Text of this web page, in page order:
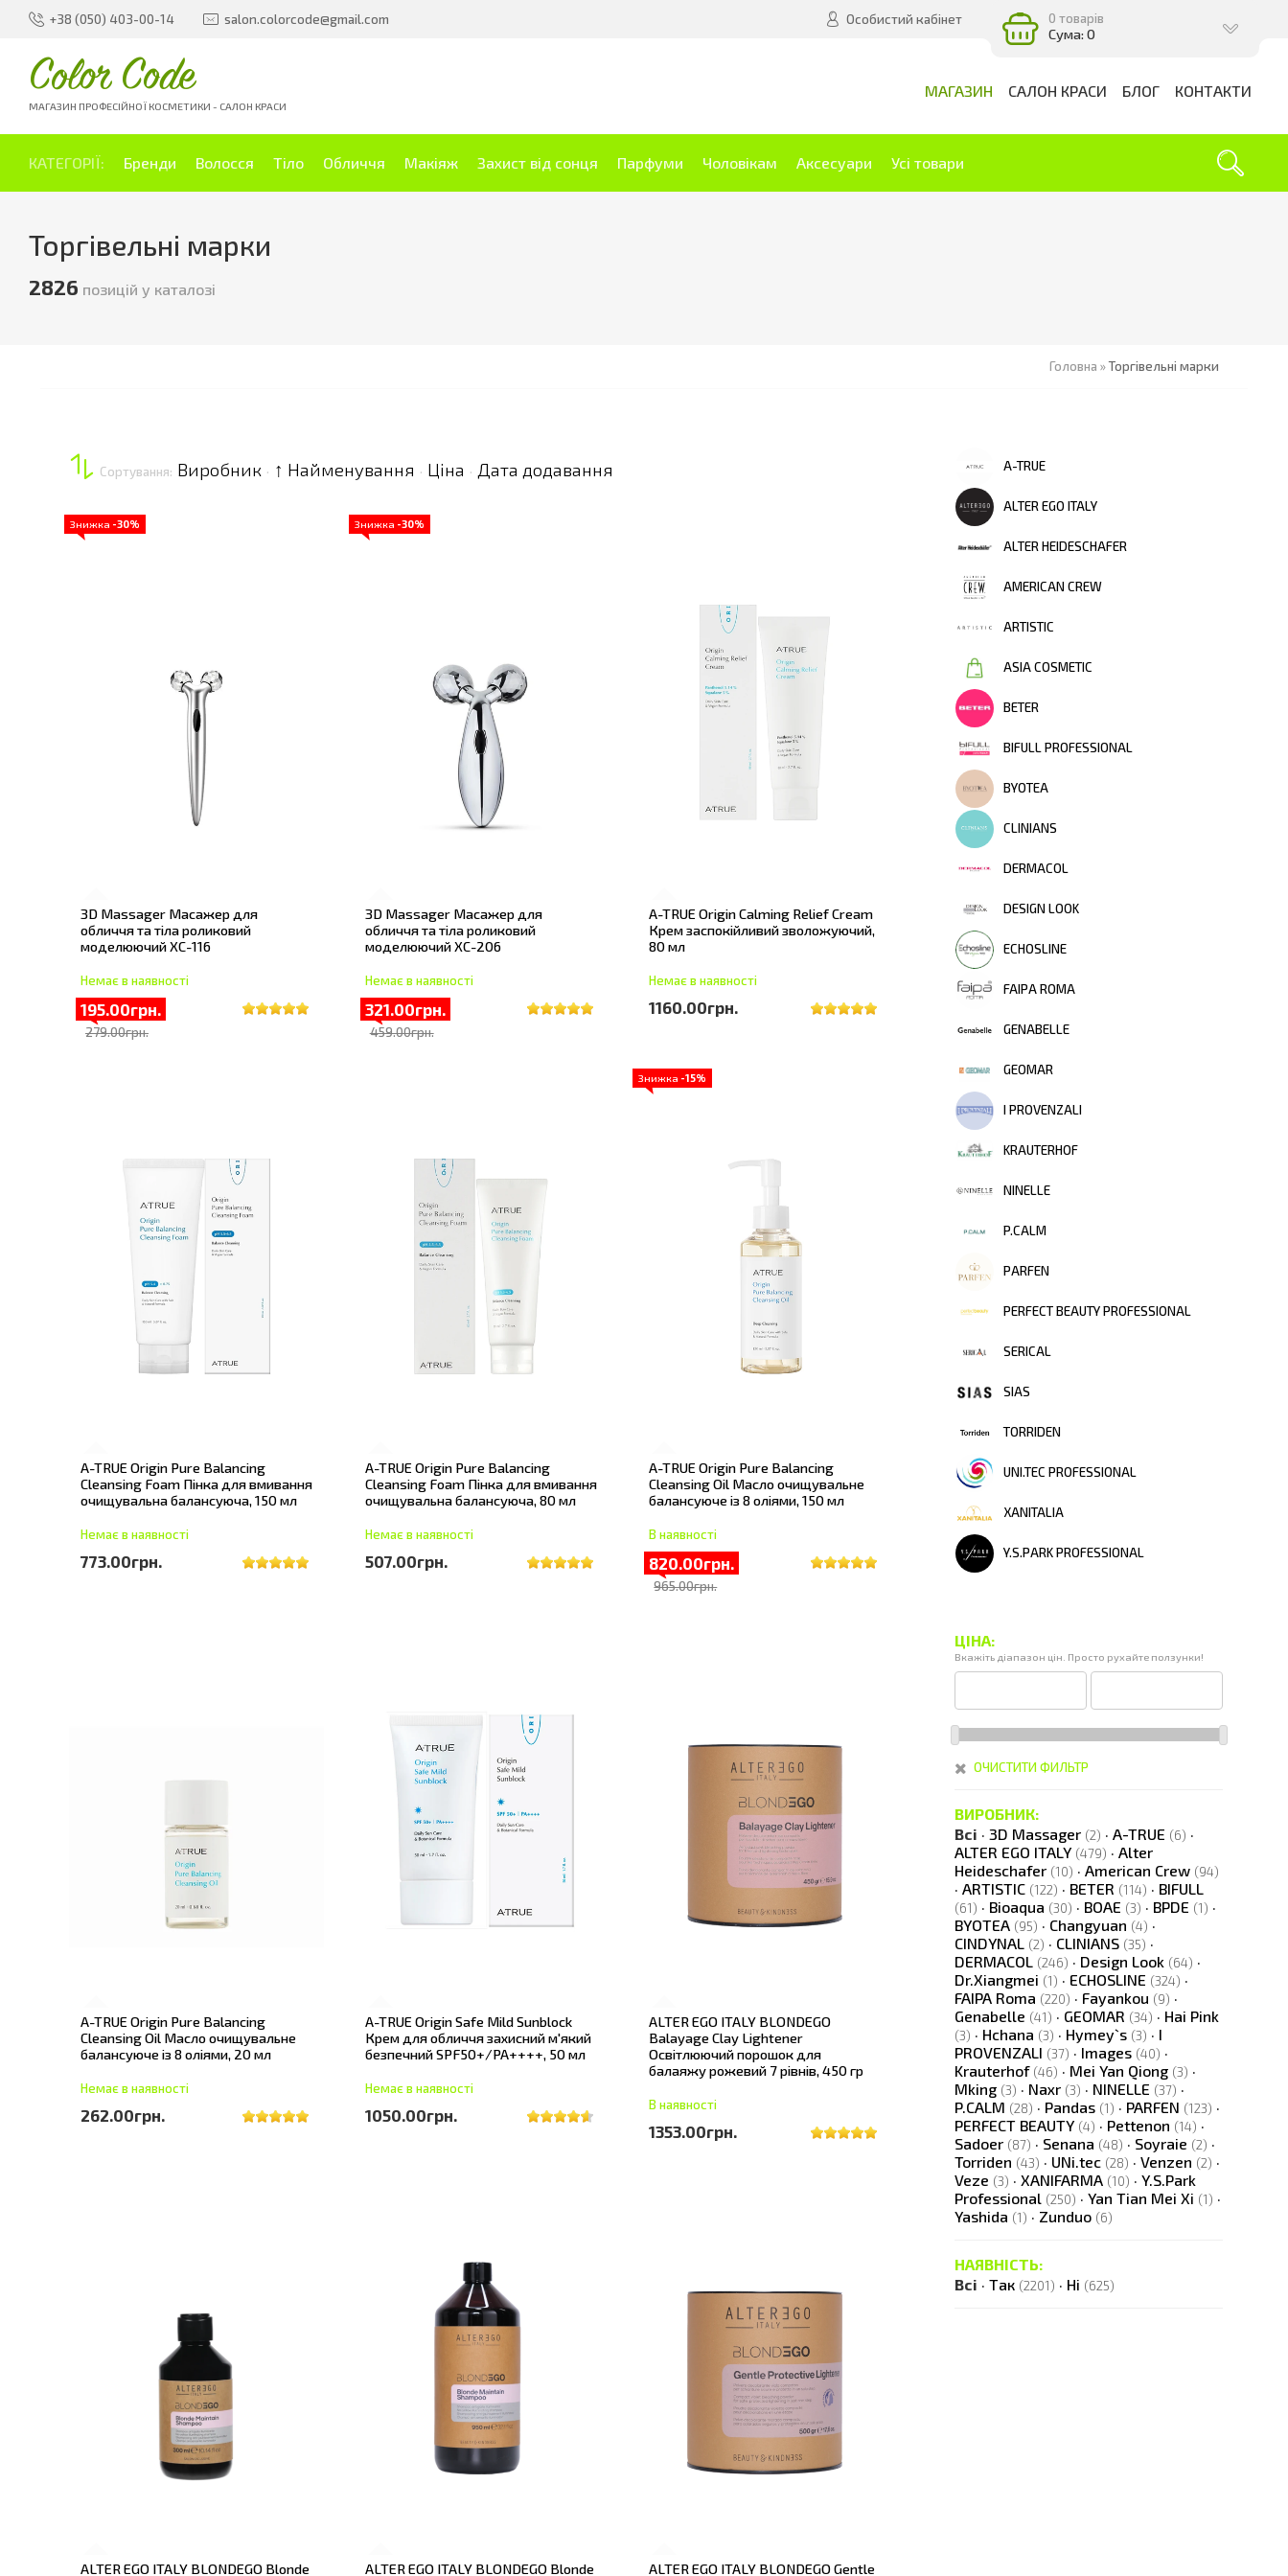
+38 (050) 403-00-14 salon.colorcode@gmail.com Особистий кабінет 0 товарів
Сума: 0
Color Code
МАГАЗИН ПРОФЕСІЙНОЇ КОСМЕТИКИ - САЛОН КРАСИ
МАГАЗИН САЛОН КРАСИ БЛОГ КОНТАКТИ
КАТЕГОРІЇ: Бренди Волосся Тіло Обличчя Макіяж Захист від сонця Парфуми Чоловікам Аксесуари Усі товари
Торгівельні марки
2826 позицій у каталозі
Головна »Торгівельні марки
Сортування: Виробник · ↑ Найменування · Ціна · Дата додавання
Знижка -30%
3D Massager Масажер для
обличчя та тіла роликовий
моделюючий XC-116
Немає в наявності
195.00грн.
279.00грн.
Знижка -30%
3D Massager Масажер для
обличчя та тіла роликовий
моделюючий XC-206
Немає в наявності
321.00грн.
459.00грн.
A-TRUE Origin Calming Relief Cream
Крем заспокійливий зволожуючий,
80 мл
Немає в наявності
1160.00грн.
A-TRUE Origin Pure Balancing
Cleansing Foam Пінка для вмивання
очищувальна балансуюча, 150 мл
Немає в наявності
773.00грн.
A-TRUE Origin Pure Balancing
Cleansing Foam Пінка для вмивання
очищувальна балансуюча, 80 мл
Немає в наявності
507.00грн.
Знижка -15%
A-TRUE Origin Pure Balancing
Cleansing Oil Масло очищувальне
балансуюче із 8 оліями, 150 мл
В наявності
820.00грн.
965.00грн.
A-TRUE Origin Pure Balancing
Cleansing Oil Масло очищувальне
балансуюче із 8 оліями, 20 мл
Немає в наявності
262.00грн.
A-TRUE Origin Safe Mild Sunblock
Крем для обличчя захисний м'який
безпечний SPF50+/PA++++, 50 мл
Немає в наявності
1050.00грн.
ALTER EGO ITALY BLONDEGO
Balayage Clay Lightener
Освітлюючий порошок для
балаяжу рожевий 7 рівнів, 450 гр
В наявності
1353.00грн.
ALTER EGO ITALY BLONDEGO Blonde
ALTER EGO ITALY BLONDEGO Blonde
ALTER EGO ITALY BLONDEGO Gentle
A-TRUE
ALTER EGO ITALY
ALTER HEIDESCHAFER
AMERICAN CREW
ARTISTIC
ASIA COSMETIC
BETER
BIFULL PROFESSIONAL
BYOTEA
CLINIANS
DERMACOL
DESIGN LOOK
ECHOSLINE
FAIPA ROMA
GENABELLE
GEOMAR
I PROVENZALI
KRAUTERHOF
NINELLE
P.CALM
PARFEN
PERFECT BEAUTY PROFESSIONAL
SERICAL
SIAS
TORRIDEN
UNI.TEC PROFESSIONAL
XANITALIA
Y.S.PARK PROFESSIONAL
ЦІНА:
Вкажіть діапазон цін. Просто рухайте ползунки!
ОЧИСТИТИ ФИЛЬТР
ВИРОБНИК:
Всі · 3D Massager (2) · A-TRUE (6) ·
ALTER EGO ITALY (479) · Alter
Heideschafer (10) · American Crew (94)
· ARTISTIC (122) · BETER (114) · BIFULL
(61) · Bioaqua (30) · BOAE (3) · BPDE (1) ·
BYOTEA (95) · Changyuan (4) ·
CINDYNAL (2) · CLINIANS (35) ·
DERMACOL (246) · Design Look (64) ·
Dr.Xiangmei (1) · ECHOSLINE (324) ·
FAIPA Roma (220) · Fayankou (9) ·
Genabelle (41) · GEOMAR (34) · Hai Pink
(3) · Hchana (3) · Hymey`s (3) · I
PROVENZALI (37) · Images (40) ·
Krauterhof (46) · Mei Yan Qiong (3) ·
Mking (3) · Naxr (3) · NINELLE (37) ·
P.CALM (28) · Pandas (1) · PARFEN (123) ·
PERFECT BEAUTY (4) · Pettenon (14) ·
Sadoer (87) · Senana (48) · Soyraie (2) ·
Torriden (43) · UNi.tec (28) · Venzen (2) ·
Veze (3) · XANIFARMA (10) · Y.S.Park
Professional (250) · Yan Tian Mei Xi (1) ·
Yashida (1) · Zunduo (6)
НАЯВНІСТЬ:
Всі · Так (2201) · Ні (625)